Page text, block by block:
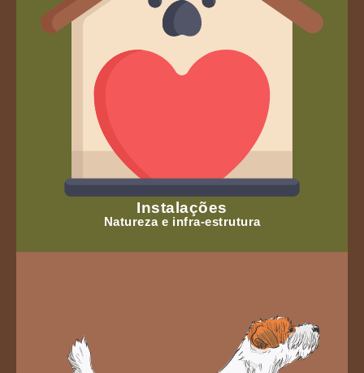
Instalações
Natureza e infra-estrutura